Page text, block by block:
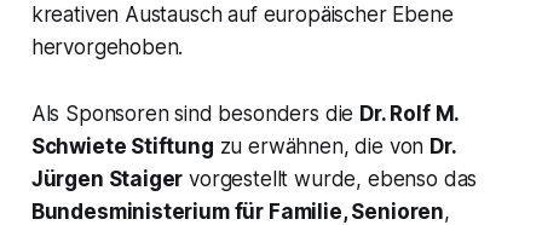
kreativen Austausch auf europäischer Ebene
hervorgehoben.
Als Sponsoren sind besonders die Dr. Rolf M.
Schwiete Stiftung zu erwähnen, die von Dr.
Jürgen Staiger vorgestellt wurde, ebenso das
Bundesministerium für Familie, Senioren,